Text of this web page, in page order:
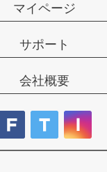
マイページ
サポート
会社概要